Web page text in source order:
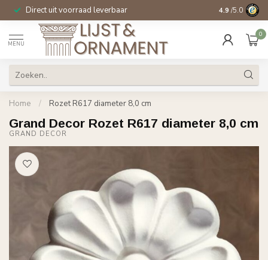
Direct uit voorraad leverbaar 14 dagen
4.9 /5.0
MENU
0
Home / Rozet R617 diameter 8,0 cm
Grand Decor Rozet R617 diameter 8,0 cm
GRAND DECOR